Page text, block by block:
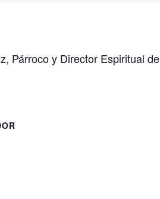
Párroco y Director Espiritual de